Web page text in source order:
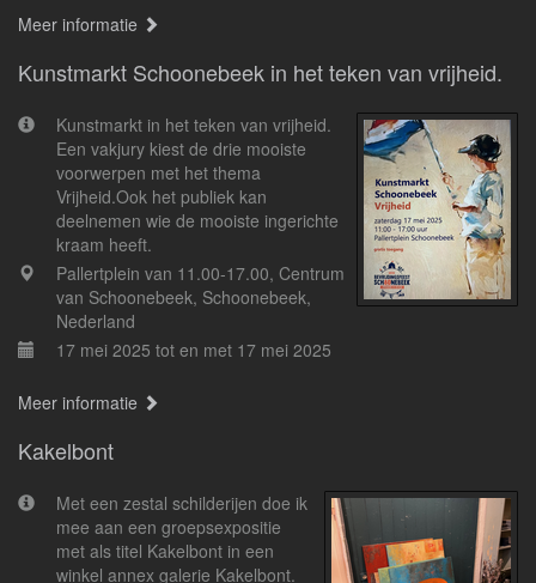
Meer informatie
Kunstmarkt Schoonebeek in het teken van vrijheid.
Kunstmarkt in het teken van vrijheid.
Een vakjury kiest de drie mooiste
voorwerpen met het thema
Vrijheid.Ook het publiek kan
deelnemen wie de mooiste ingerichte
kraam heeft.
Pallertplein van 11.00-17.00, Centrum
van Schoonebeek, Schoonebeek,
Nederland
17 mei 2025 tot en met 17 mei 2025
Meer informatie
Kakelbont
Met een zestal schilderijen doe ik
mee aan een groepsexpositie
met als titel Kakelbont in een
winkel annex galerie Kakelbont.